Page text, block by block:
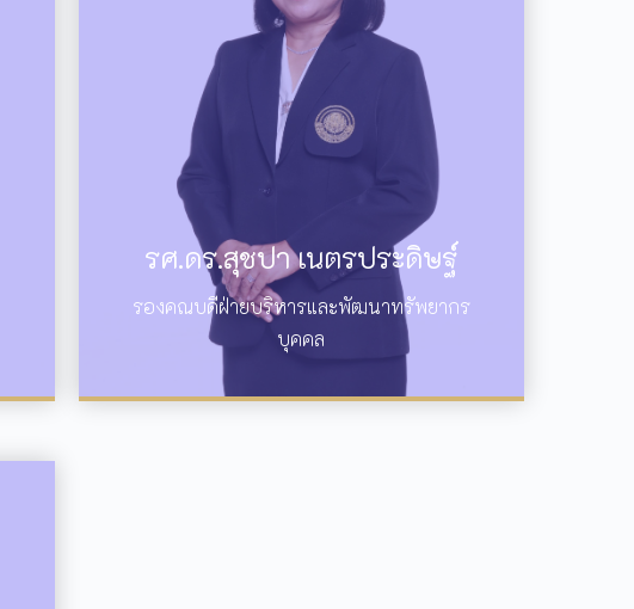
รศ.ดร.สุชปา เนตรประดิษฐ์
รองคณบดีฝ่ายบริหารและพัฒนาทรัพยากร
บุคคล